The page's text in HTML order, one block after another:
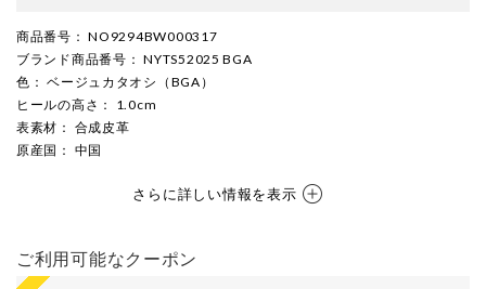
商品番号 ： NO9294BW000317
ブランド商品番号 ： NYTS52025 BGA
色 ： ベージュカタオシ（BGA）
ヒールの高さ ： 1.0cm
表素材 ： 合成皮革
原産国 ： 中国
さらに詳しい情報を表示
ご利用可能なクーポン